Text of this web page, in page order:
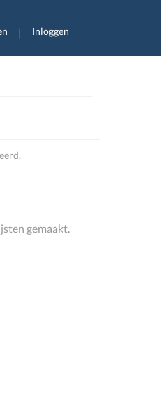
| Inloggen
gemaakt.